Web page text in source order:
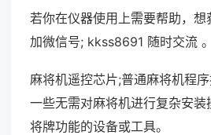
若你在仪器使用上需要帮助，
加微信号; kkss8691 随时交流 。
麻将机遥控芯片;普通麻将机程
一些无需对麻将机进行复杂安
将牌功能的设备或工具。